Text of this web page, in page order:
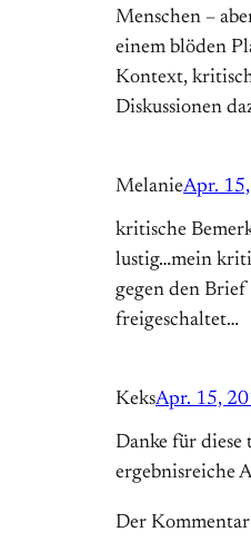
Menschen –
einem blöden
Kontext,
Diskussionen
MelanieApr.
kritische
lustig…mein
gegen den
freigeschaltet…
KeksApr. 15,
Danke für diese
ergebnisreiche
Der